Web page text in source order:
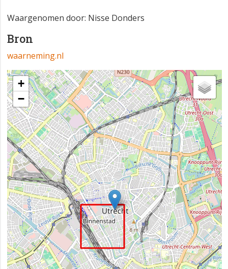
Waargenomen door: Nisse Donders
Bron
waarneming.nl
+
−